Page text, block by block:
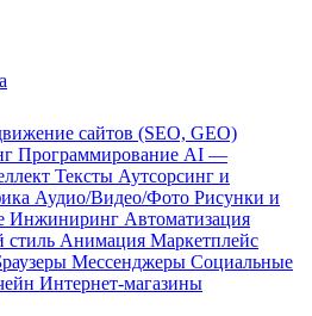
сайтов (SEO, GEO)
Программирование AI —
Тексты Аутсорсинг и
Аудио/Видео/Фото Рисунки и
Инжиниринг Автоматизация
Анимация Маркетплейс
Мессенджеры Социальные
Интернет-магазины